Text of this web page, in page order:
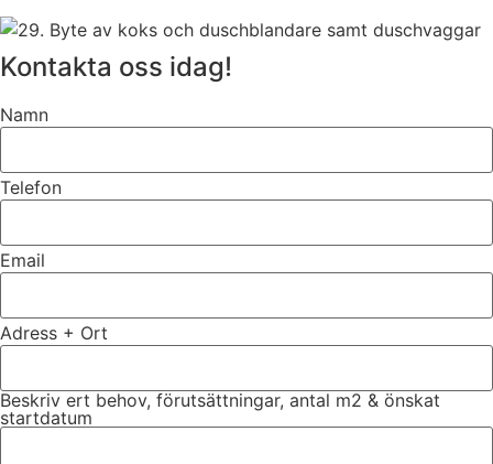
Kontakta oss idag!
Namn
Telefon
Email
Adress + Ort
Beskriv ert behov, förutsättningar, antal m2 & önskat
startdatum